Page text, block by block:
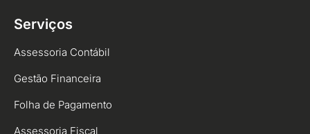
Serviços
Assessoria Contábil
Gestão Financeira
Folha de Pagamento
Assessoria Fiscal